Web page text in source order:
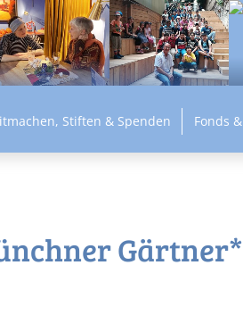
Stiften & Spenden Fonds